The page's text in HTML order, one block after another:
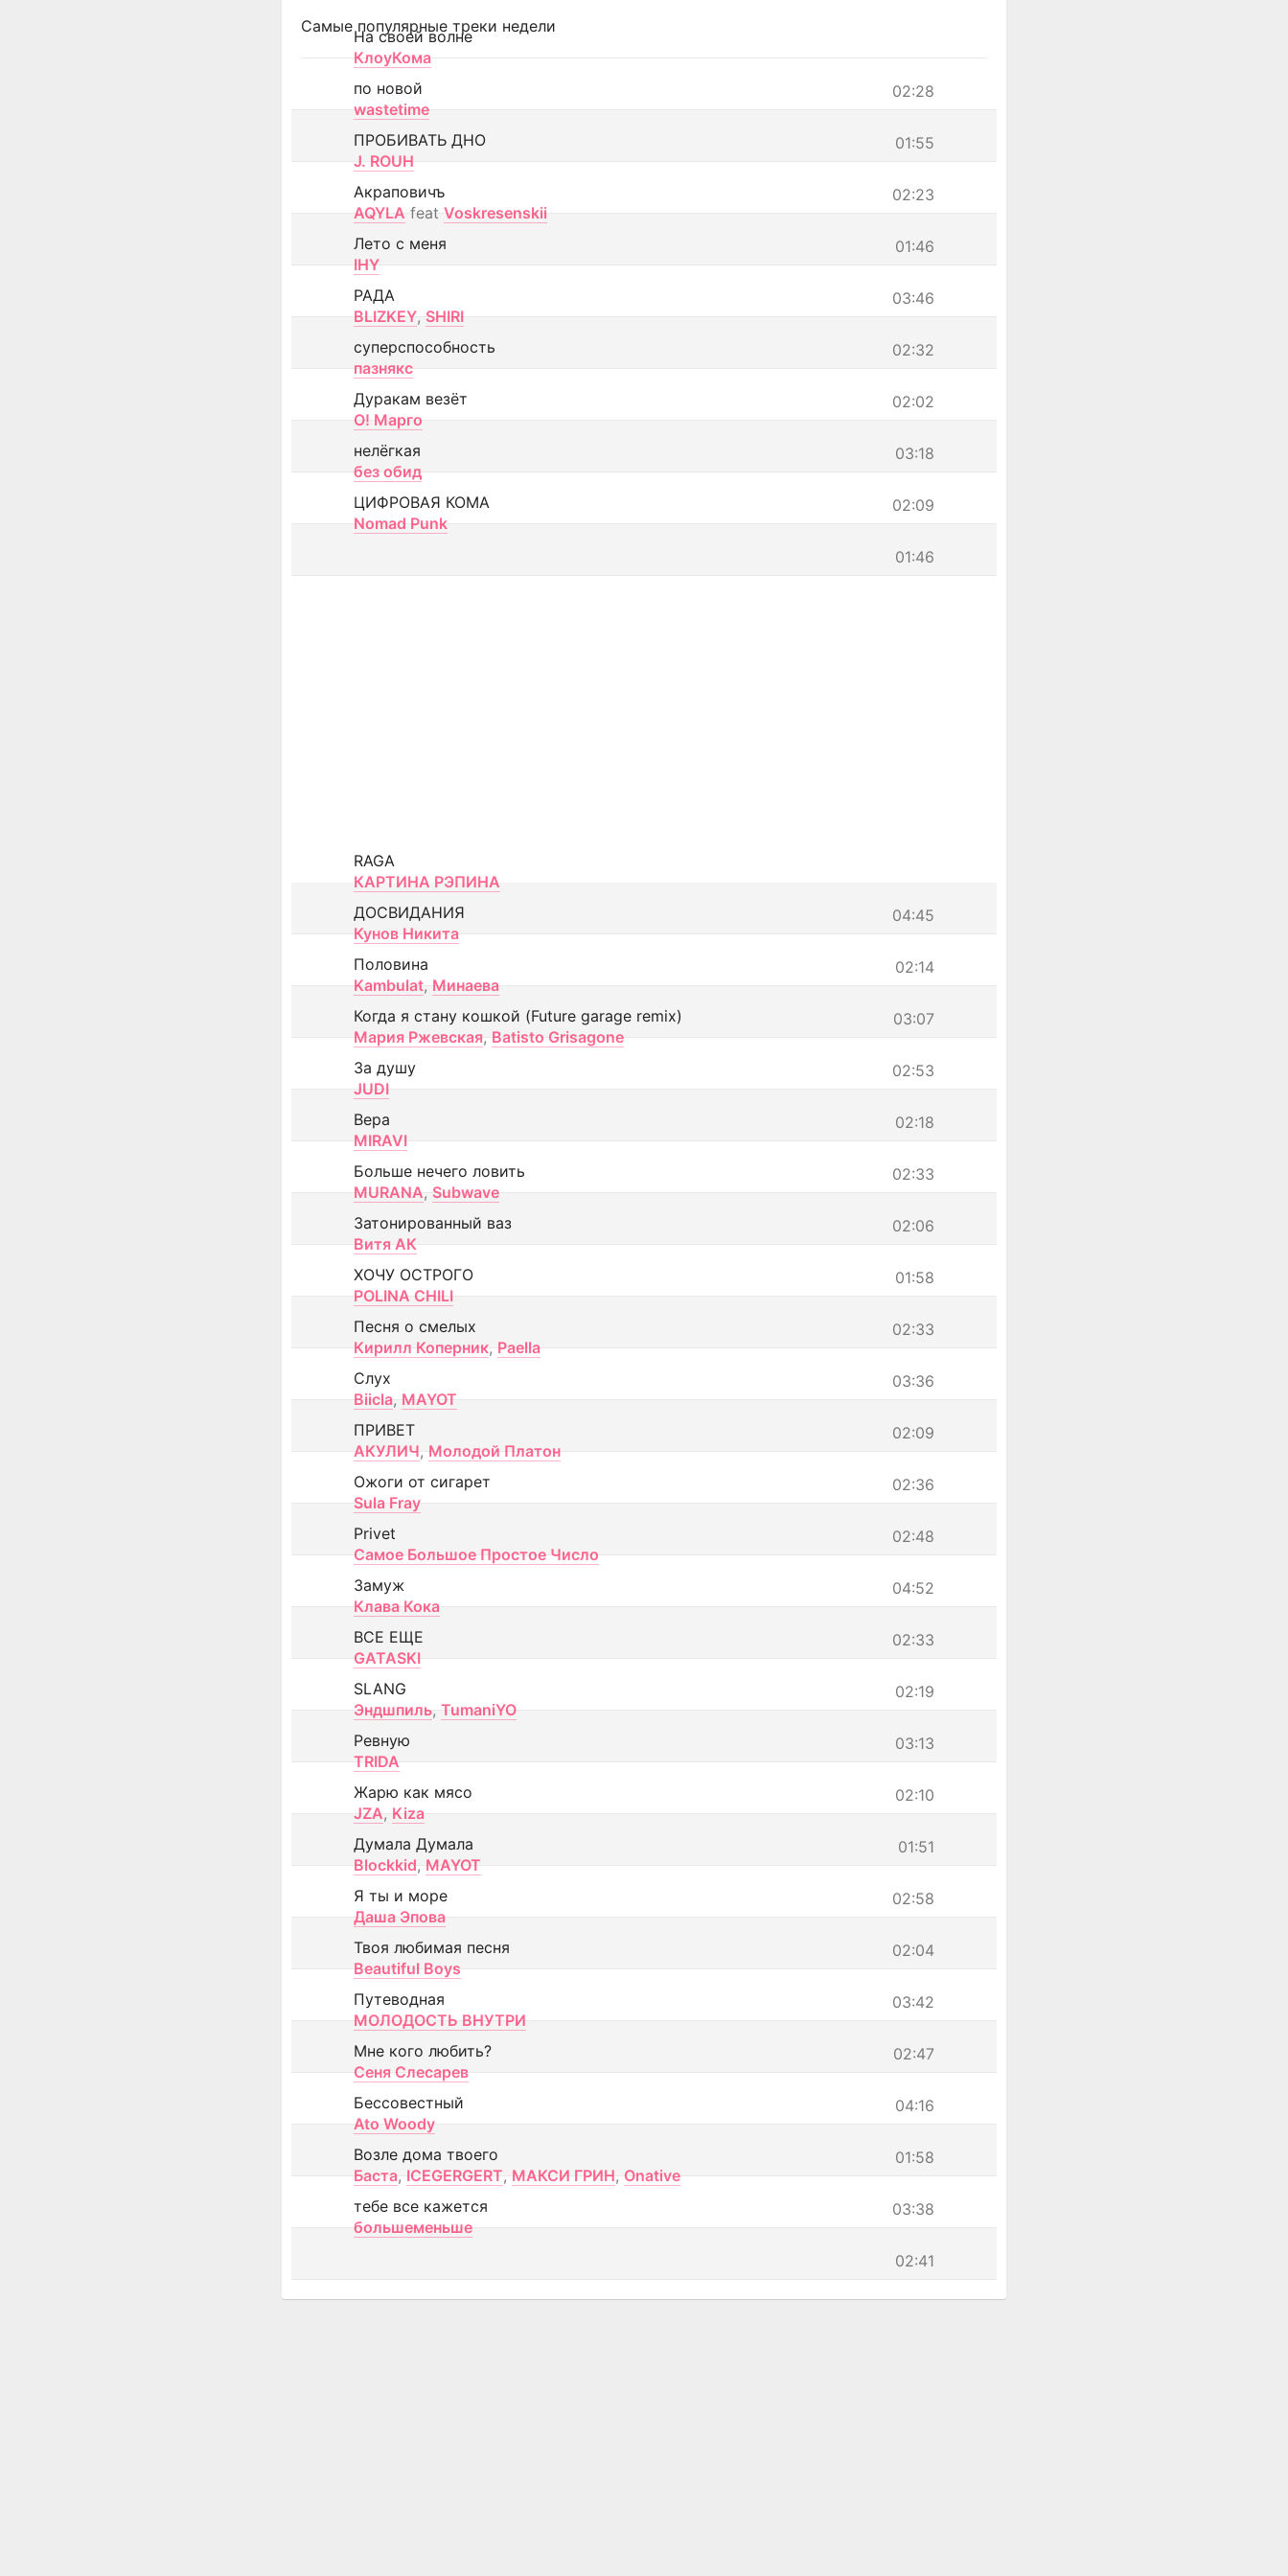
Самые популярные треки недели
На своей волне
КлоуКома
02:28
по новой
wastetime
01:55
ПРОБИВАТЬ ДНО
J. ROUH
02:23
Акраповичъ
AQYLA feat Voskresenskii
01:46
Лето с меня
IHY
03:46
РАДА
BLIZKEY, SHIRI
02:32
суперспособность
пазнякс
02:02
Дуракам везёт
О! Марго
03:18
нелёгкая
без обид
02:09
ЦИФРОВАЯ КОМА
Nomad Punk
01:46
RAGA
КАРТИНА РЭПИНА
04:45
ДОСВИДАНИЯ
Кунов Никита
02:14
Половина
Kambulat, Минаева
03:07
Когда я стану кошкой (Future garage remix)
Мария Ржевская, Batisto Grisagone
02:53
За душу
JUDI
02:18
Вера
MIRAVI
02:33
Больше нечего ловить
MURANA, Subwave
02:06
Затонированный ваз
Витя АК
01:58
ХОЧУ ОСТРОГО
POLINA CHILI
02:33
Песня о смелых
Кирилл Коперник, Paella
03:36
Слух
Biicla, MAYOT
02:09
ПРИВЕТ
АКУЛИЧ, Молодой Платон
02:36
Ожоги от сигарет
Sula Fray
02:48
Privet
Самое Большое Простое Число
04:52
Замуж
Клава Кока
02:33
ВСЕ ЕЩЕ
GATASKI
02:19
SLANG
Эндшпиль, TumaniYO
03:13
Ревную
TRIDA
02:10
Жарю как мясо
JZA, Kiza
01:51
Думала Думала
Blockkid, MAYOT
02:58
Я ты и море
Даша Эпова
02:04
Твоя любимая песня
Beautiful Boys
03:42
Путеводная
МОЛОДОСТЬ ВНУТРИ
02:47
Мне кого любить?
Сеня Слесарев
04:16
Бессовестный
Ato Woody
01:58
Возле дома твоего
Баста, ICEGERGERT, МАКСИ ГРИН, Onative
03:38
тебе все кажется
большеменьше
02:41